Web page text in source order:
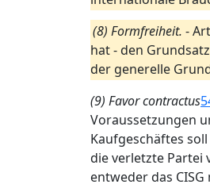
(8) Formfreiheit. -
hat - den
der generelle
(9) Favor contractus
Voraussetzungen
Kaufgeschäftes
die verletzte Partei
entweder das